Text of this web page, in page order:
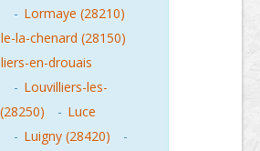
- Lormaye (28210)
la-chenard (28150)
en-drouais
- Louvilliers-les-
- Luce
- Luigny (28420)
-